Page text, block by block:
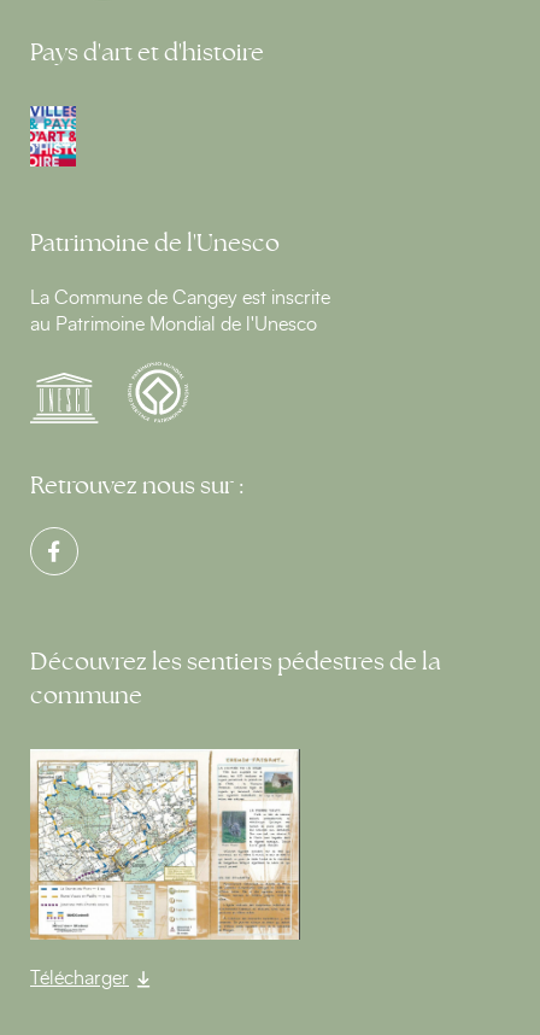
Pays d'art et d'histoire
Patrimoine de l'Unesco
La Commune de Cangey est inscrite
au Patrimoine Mondial de l'Unesco
Retrouvez nous sur :
Découvrez les sentiers pédestres de la
commune
Télécharger